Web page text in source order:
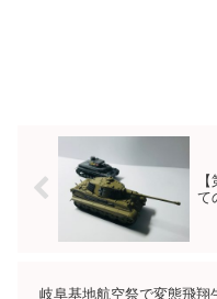
【
て
岐阜基地航空祭で変態飛翔